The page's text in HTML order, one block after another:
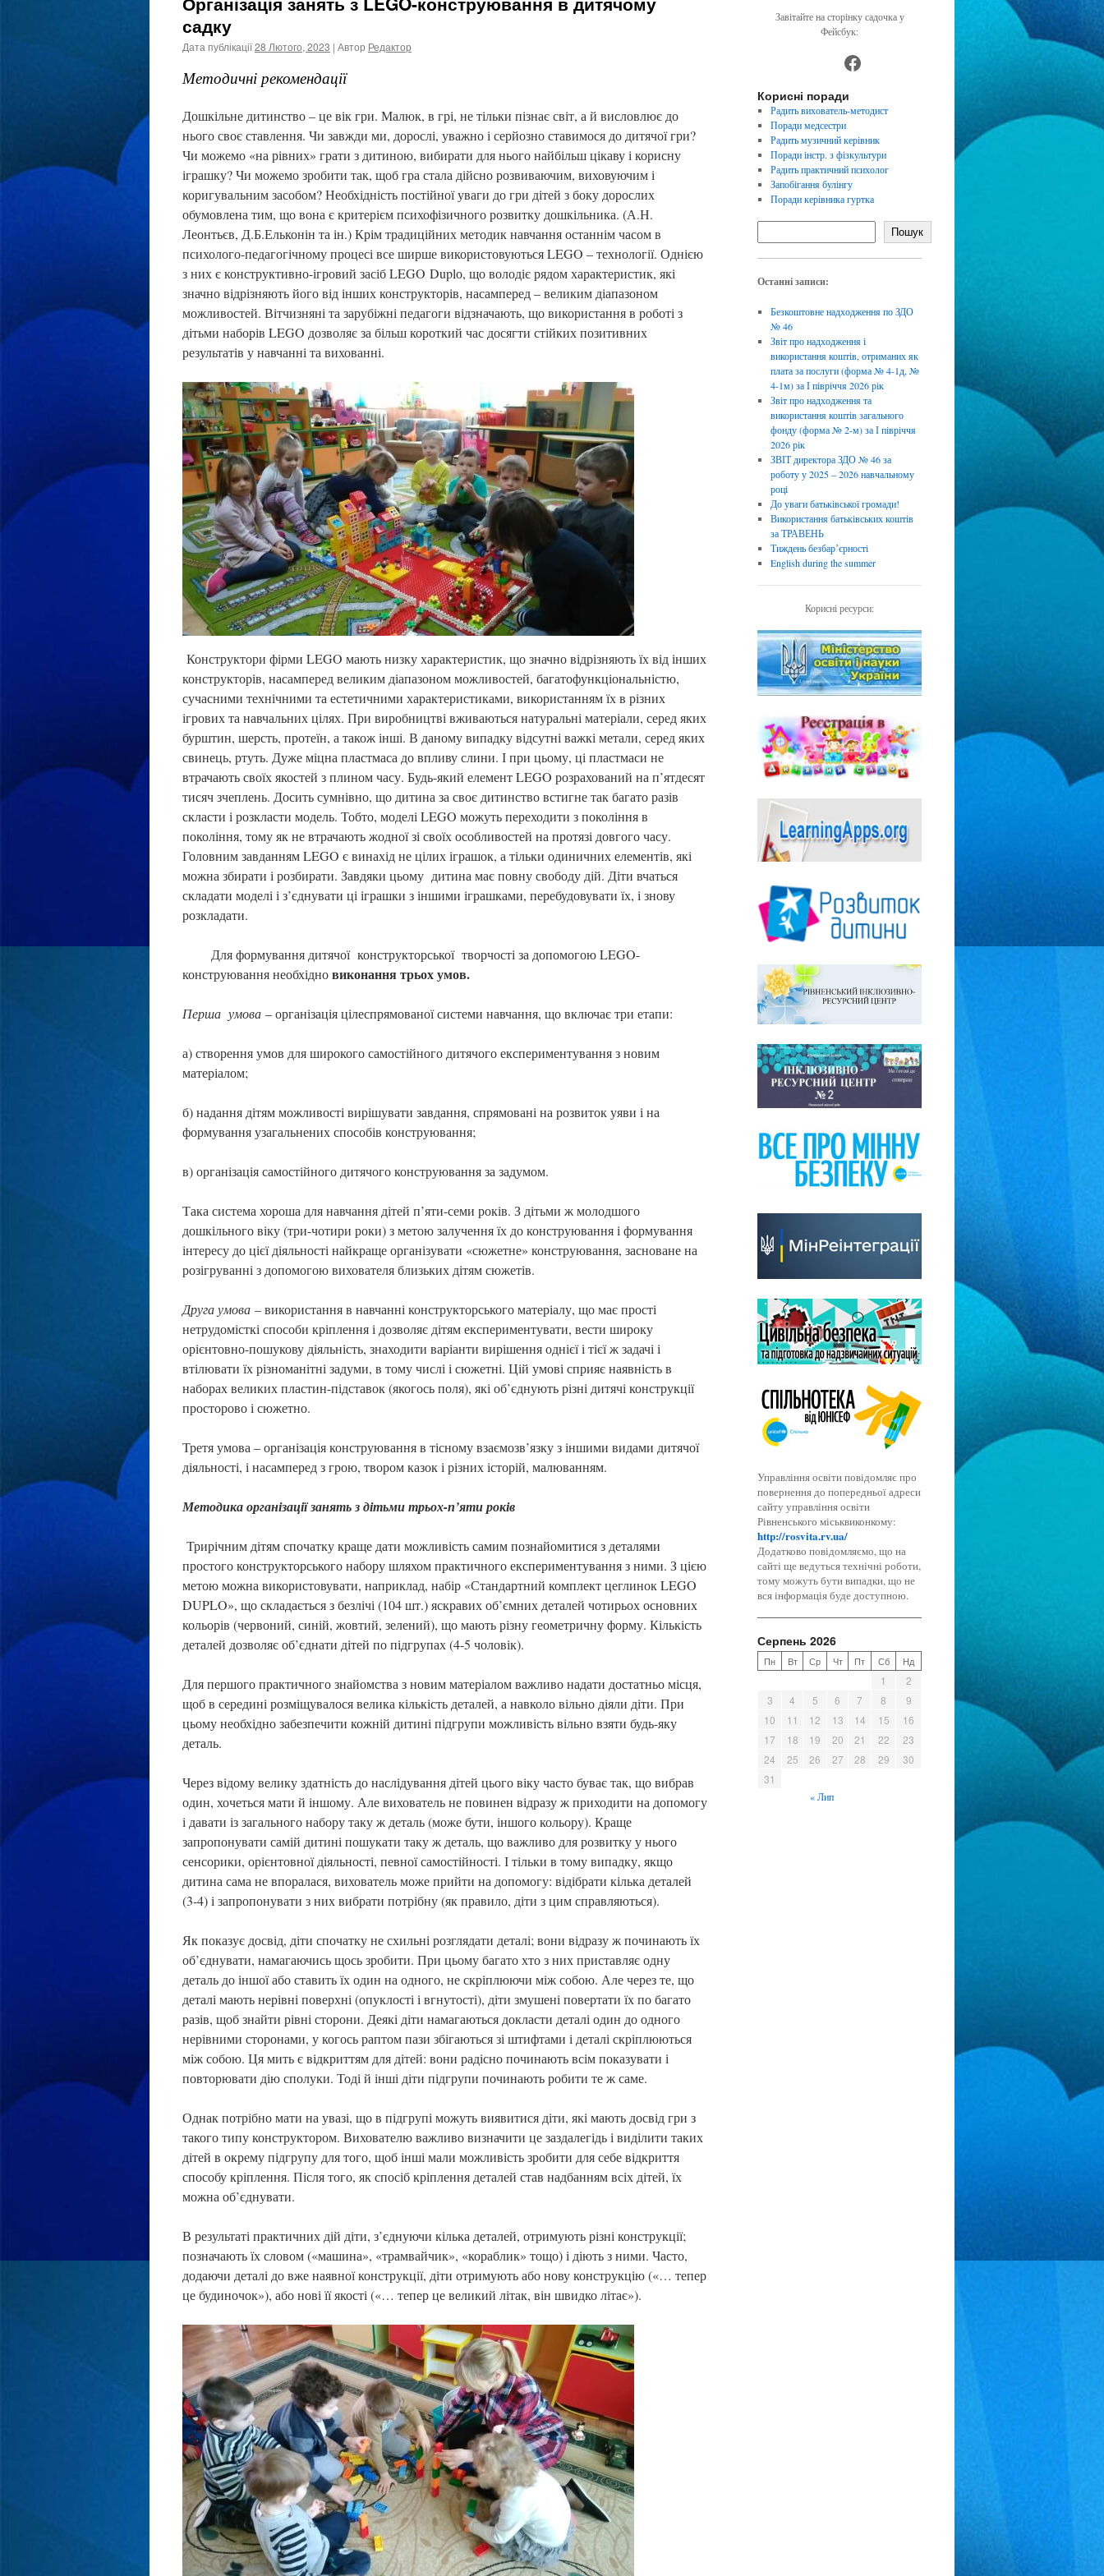
садку
Дата публікації28 Лютого, 2023 | Автор Редактор
Методичні рекомендації
Дошкільне дитинство – це вік гри. Малюк, в грі, не тільки пізнає світ, а й висловлює до
нього своє ставлення. Чи завжди ми, дорослі, уважно і серйозно ставимося до дитячої гри?
Чи можемо «на рівних» грати з дитиною, вибирати для нього найбільш цікаву і корисну
іграшку? Чи можемо зробити так, щоб гра стала дійсно розвиваючим, виховуючим і
коригувальним засобом? Необхідність постійної уваги до гри дітей з боку дорослих
обумовлена тим, що вона є критерієм психофізичного розвитку дошкільника. (А.Н.
Леонтьєв, Д.Б.Ельконін та ін.) Крім традиційних методик навчання останнім часом в
психолого-педагогічному процесі все ширше використовуються LEGO – технології. Однією
з них є конструктивно-ігровий засіб LEGO Duplо, що володіє рядом характеристик, які
значно відрізняють його від інших конструкторів, насамперед – великим діапазоном
можливостей. Вітчизняні та зарубіжні педагоги відзначають, що використання в роботі з
дітьми наборів LEGO дозволяє за більш короткий час досягти стійких позитивних
результатів у навчанні та вихованні.
Конструктори фірми LEGO мають низку характеристик, що значно відрізняють їх від інших
конструкторів, насамперед великим діапазоном можливостей, багатофункціональністю,
сучасними технічними та естетичними характеристиками, використанням їх в різних
ігрових та навчальних цілях. При виробництві вживаються натуральні матеріали, серед яких
бурштин, шерсть, протеїн, а також інші. В даному випадку відсутні важкі метали, серед яких
свинець, ртуть. Дуже міцна пластмаса до впливу слини. І при цьому, ці пластмаси не
втрачають своїх якостей з плином часу. Будь-який елемент LEGO розрахований на п’ятдесят
тисяч зчеплень. Досить сумнівно, що дитина за своє дитинство встигне так багато разів
скласти і розкласти модель. Тобто, моделі LEGO можуть переходити з покоління в
покоління, тому як не втрачають жодної зі своїх особливостей на протязі довгого часу.
Головним завданням LEGO є винахід не цілих іграшок, а тільки одиничних елементів, які
можна збирати і розбирати. Завдяки цьому дитина має повну свободу дій. Діти вчаться
складати моделі і з’єднувати ці іграшки з іншими іграшками, перебудовувати їх, і знову
розкладати.
Для формування дитячої конструкторської творчості за допомогою LEGO-
конструювання необхідновиконання трьох умов.
Перша умова – організація цілеспрямованої системи навчання, що включає три етапи:
а) створення умов для широкого самостійного дитячого експериментування з новим
матеріалом;
б) надання дітям можливості вирішувати завдання, спрямовані на розвиток уяви і на
формування узагальнених способів конструювання;
в) організація самостійного дитячого конструювання за задумом.
Така система хороша для навчання дітей п’яти-семи років. З дітьми ж молодшого
дошкільного віку (три-чотири роки) з метою залучення їх до конструювання і формування
інтересу до цієї діяльності найкраще організувати «сюжетне» конструювання, засноване на
розігруванні з допомогою вихователя близьких дітям сюжетів.
Друга умова – використання в навчанні конструкторського матеріалу, що має прості
нетрудомісткі способи кріплення і дозволяє дітям експериментувати, вести широку
орієнтовно-пошукову діяльність, знаходити варіанти вирішення однієї і тієї ж задачі і
втілювати їх різноманітні задуми, в тому числі і сюжетні. Цій умові сприяє наявність в
наборах великих пластин-підставок (якогось поля), які об’єднують різні дитячі конструкції
просторово і сюжетно.
Третя умова – організація конструювання в тісному взаємозв’язку з іншими видами дитячої
діяльності, і насамперед з грою, твором казок і різних історій, малюванням.
Методика організації занять з дітьми трьох-п’яти років
Трирічним дітям спочатку краще дати можливість самим познайомитися з деталями
простого конструкторського набору шляхом практичного експериментування з ними. З цією
метою можна використовувати, наприклад, набір «Стандартний комплект цеглинок LEGO
DUPLO», що складається з безлічі (104 шт.) яскравих об’ємних деталей чотирьох основних
кольорів (червоний, синій, жовтий, зелений), що мають різну геометричну форму. Кількість
деталей дозволяє об’єднати дітей по підгрупах (4-5 чоловік).
Для першого практичного знайомства з новим матеріалом важливо надати достатньо місця,
щоб в середині розміщувалося велика кількість деталей, а навколо вільно діяли діти. При
цьому необхідно забезпечити кожній дитині підгрупи можливість вільно взяти будь-яку
деталь.
Через відому велику здатність до наслідування дітей цього віку часто буває так, що вибрав
один, хочеться мати й іншому. Але вихователь не повинен відразу ж приходити на допомогу
і давати із загального набору таку ж деталь (може бути, іншого кольору). Краще
запропонувати самій дитині пошукати таку ж деталь, що важливо для розвитку у нього
сенсорики, орієнтовної діяльності, певної самостійності. І тільки в тому випадку, якщо
дитина сама не впоралася, вихователь може прийти на допомогу: відібрати кілька деталей
(3-4) і запропонувати з них вибрати потрібну (як правило, діти з цим справляються).
Як показує досвід, діти спочатку не схильні розглядати деталі; вони відразу ж починають їх
об’єднувати, намагаючись щось зробити. При цьому багато хто з них приставляє одну
деталь до іншої або ставить їх один на одного, не скріплюючи між собою. Але через те, що
деталі мають нерівні поверхні (опуклості і вгнутості), діти змушені повертати їх по багато
разів, щоб знайти рівні сторони. Деякі діти намагаються докласти деталі один до одного
нерівними сторонами, у когось раптом пази збігаються зі штифтами і деталі скріплюються
між собою. Ця мить є відкриттям для дітей: вони радісно починають всім показувати і
повторювати дію сполуки. Тоді й інші діти підгрупи починають робити те ж саме.
Однак потрібно мати на увазі, що в підгрупі можуть виявитися діти, які мають досвід гри з
такого типу конструктором. Вихователю важливо визначити це заздалегідь і виділити таких
дітей в окрему підгрупу для того, щоб інші мали можливість зробити для себе відкриття
способу кріплення. Після того, як спосіб кріплення деталей став надбанням всіх дітей, їх
можна об’єднувати.
В результаті практичних дій діти, з’єднуючи кілька деталей, отримують різні конструкції;
позначають їх словом («машина», «трамвайчик», «кораблик» тощо) і діють з ними. Часто,
додаючи деталі до вже наявної конструкції, діти отримують або нову конструкцію («… тепер
це будиночок»), або нові її якості («… тепер це великий літак, він швидко літає»).
Завітайте на сторінку садочка у
Фейсбук:
https://www.facebook.com/
Корисні поради
Радить вихователь-методист
Поради медсестри
Радить музичний керівник
Поради інстр. з фізкультури
Радить практичний психолог
Запобігання булінгу
Поради керівника гуртка
Пошук
Останні записи:
Безкоштовне надходження по ЗДО
№ 46
Звіт про надходження і
використання коштів, отриманих як
плата за послуги (форма № 4-1д, №
4-1м) за І півріччя 2026 рік
Звіт про надходження та
використання коштів загального
фонду (форма № 2-м) за І півріччя
2026 рік
ЗВІТ директора ЗДО № 46 за
роботу у 2025 – 2026 навчальному
році
До уваги батьківської громади!
Використання батьківських коштів
за ТРАВЕНЬ
Тиждень безбарʼєрності
English during the summer
Корисні ресурси:
Управління освіти повідомляє про
повернення до попередньої адреси
сайту управління освіти
Рівненського міськвиконкому:
http://rosvita.rv.ua/
Додатково повідомляємо, що на
сайті ще ведуться технічні роботи,
тому можуть бути випадки, що не
вся інформація буде доступною.
Серпень 2026
Пн Вт Ср Чт Пт Сб Нд
1
2
3
4 5 6 7 8
9
10
11 12 13 14 15
16
17
18 19 20 21 22
23
24
25 26 27 28 29
30
31
« Лип